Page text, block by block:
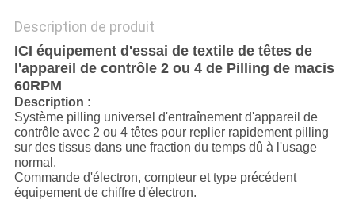
Description de produit
ICI équipement d'essai de textile de têtes de
l'appareil de contrôle 2 ou 4 de Pilling de macis
60RPM
Description :
Système pilling universel d'entraînement d'appareil de
contrôle avec 2 ou 4 têtes pour replier rapidement pilling
sur des tissus dans une fraction du temps dû à l'usage
normal.
Commande d'électron, compteur et type précédent
équipement de chiffre d'électron.